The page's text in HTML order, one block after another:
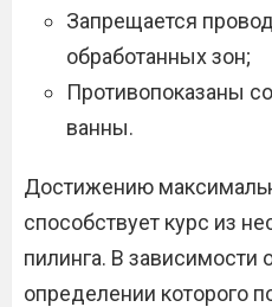
Запрещается
обработанных зон;
Противопоказаны
ванны.
Достижению
способствует курс из
пилинга. В зависимости
определении которого